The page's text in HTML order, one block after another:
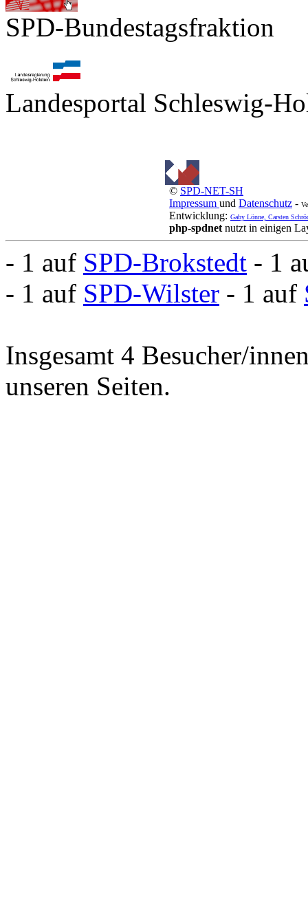
SPD-Bundestagsfraktion
Landesportal Schleswig-
© SPD-NET-SH
Impressum und Datenschutz -
Entwicklung: Gaby Lönne, Carsten
php-spdnet nutzt in einigen
- 1 auf SPD-Brokstedt - 1
- 1 auf SPD-Wilster - 1 auf
Insgesamt 4 Besucher/
unseren Seiten.